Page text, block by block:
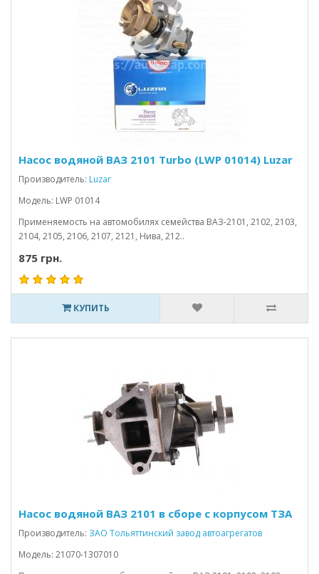
Насос водяной ВАЗ 2101 Turbo (LWP 01014) Luzar
Производитель: Luzar
Модель: LWP 01014
Применяемость на автомобилях семейства ВАЗ-2101, 2102, 2103,
2104, 2105, 2106, 2107, 2121, Нива, 212..
875 грн.
КУПИТЬ
Насос водяной ВАЗ 2101 в сборе с корпусом ТЗА
Производитель: ЗАО Тольяттинский завод автоагрегатов
Модель: 21070-1307010